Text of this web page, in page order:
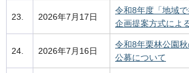
23. 2026年7月17日
令和8年度「地域
企画提案方式によ
24. 2026年7月16日
令和8年栗林公園
公募について